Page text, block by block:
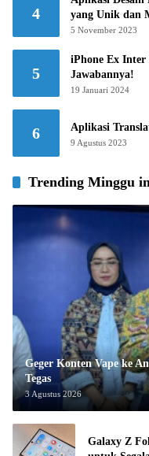
4
yang Unik dan
5 November 2023
5
iPhone Ex
Jawabannya!
19 Januari 2024
6 Aplikasi
9 Agustus 2023
Trending Minggu
Geger Konten Vape ke
Tegas
3 Agustus 2026
Galaxy Z